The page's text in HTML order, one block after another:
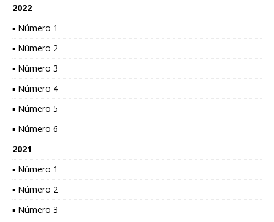
2022
▪ Número 1
▪ Número 2
▪ Número 3
▪ Número 4
▪ Número 5
▪ Número 6
2021
▪ Número 1
▪ Número 2
▪ Número 3